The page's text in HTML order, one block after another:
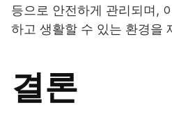
등으로 안전하게 관리되며,
하고 생활할 수 있는 환경을
결론